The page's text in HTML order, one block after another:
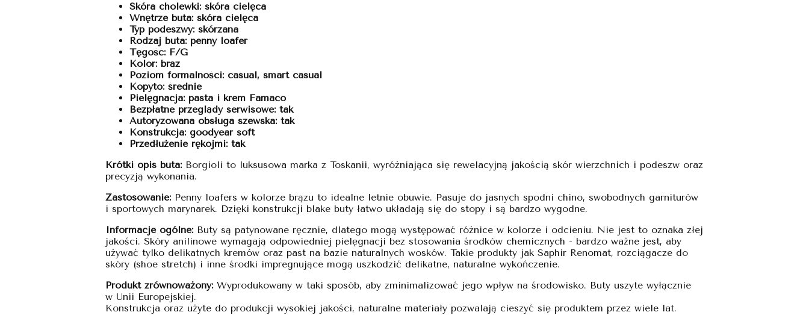
Skóra cholewki: skóra cielęca
Wnętrze buta: skóra cielęca
Typ podeszwy: skórzana
Rodzaj buta: penny loafer
Tęgość: F/G
Kolor: brąz
Poziom formalności: casual, smart casual
Kopyto: średnie
Pielęgnacja: pasta i krem Famaco
Bezpłatne przeglądy serwisowe: tak
Autoryzowana obsługa szewska: tak
Konstrukcja: goodyear soft
Przedłużenie rękojmi: tak
Krótki opis buta:Borgioli to luksusowa marka z Toskanii, wyróżniająca się rewelacyjną jakością skór wierzchnich i podeszw oraz
precyzją wykonania.
Zastosowanie: Penny loafers w kolorze brązu to idealne letnie obuwie. Pasuje do jasnych spodni chino, swobodnych garniturów
i sportowych marynarek. Dzięki konstrukcji blake buty łatwo układają się do stopy i są bardzo wygodne.
Informacje ogólne:Buty są patynowane ręcznie, dlatego mogą występować różnice w kolorze i odcieniu. Nie jest to oznaka złej
jakości. Skóry anilinowe wymagają odpowiedniej pielęgnacji bez stosowania środków chemicznych - bardzo ważne jest, aby
używać tylko delikatnych kremów oraz past na bazie naturalnych wosków. Takie produkty jak Saphir Renomat, rozciągacze do
skóry (shoe stretch) i inne środki impregnujące mogą uszkodzić delikatne, naturalne wykończenie.
Produkt zrównoważony:Wyprodukowany w taki sposób, aby zminimalizować jego wpływ na środowisko. Buty uszyte wyłącznie
w Unii Europejskiej.
Konstrukcja oraz użyte do produkcji wysokiej jakości, naturalne materiały pozwalają cieszyć się produktem przez wiele lat.